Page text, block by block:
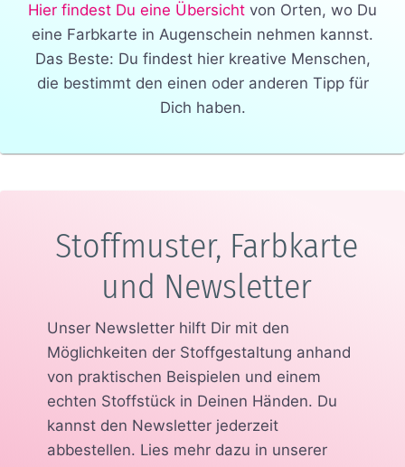
Hier findest Du eine Übersicht von Orten, wo Du
eine Farbkarte in Augenschein nehmen kannst.
Das Beste: Du findest hier kreative Menschen,
die bestimmt den einen oder anderen Tipp für
Dich haben.
Stoffmuster, Farbkarte
und Newsletter
Unser Newsletter hilft Dir mit den
Möglichkeiten der Stoffgestaltung anhand
von praktischen Beispielen und einem
echten Stoffstück in Deinen Händen. Du
kannst den Newsletter jederzeit
abbestellen. Lies mehr dazu in unserer